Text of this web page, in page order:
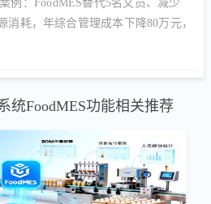
例：FoodMES替代5名文员、减少
消耗，年综合管理成本下降80万元，
统FoodMES功能相关推荐